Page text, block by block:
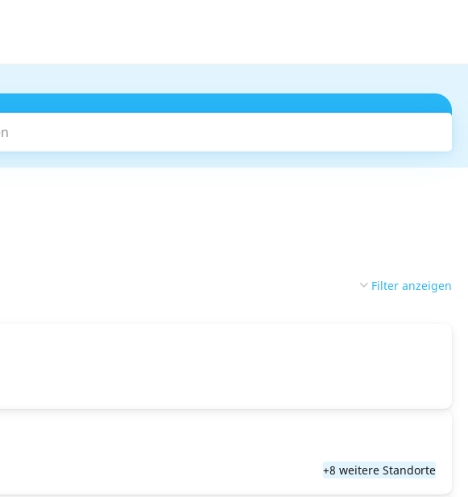
Filter anzeigen
+8 weitere Standorte